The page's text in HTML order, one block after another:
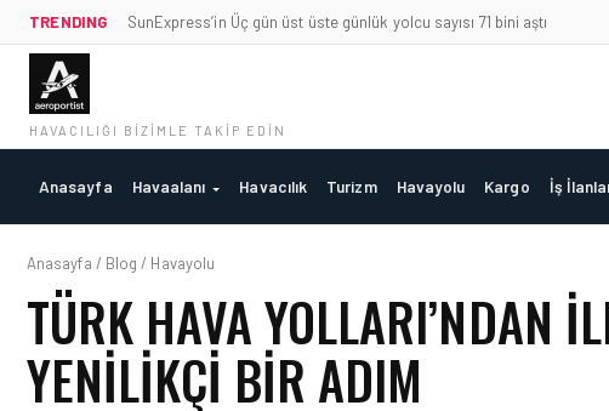
TRENDING SunExpress’in Üç gün üst üste günlük yolcu sayısı 71 bini aştı
HAVACILIĞI BIZIMLE TAKIP EDIN
Anasayfa Havaalanı Havacılık Turizm Havayolu Kargo İş
Anasayfa / Blog / Havayolu
TÜRK HAVA YOLLARI’NDAN
YENILIKÇI BIR ADIM